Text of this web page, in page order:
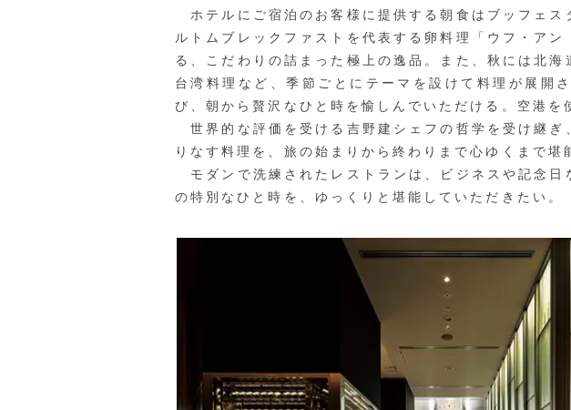
ホテルにご宿泊のお客様に提供する朝食はブッフェス
ルトムブレックファストを代表する卵料理「ウフ・ア
る、こだわりの詰まった極上の逸品。また、秋には北
台湾料理など、季節ごとにテーマを設けて料理が展開
び、朝から贅沢なひと時を愉しんでいただける。空港
世界的な評価を受ける吉野建シェフの哲学を受け継ぎ
りなす料理を、旅の始まりから終わりまで心ゆくまで堪
モダンで洗練されたレストランは、ビジネスや記念日
の特別なひと時を、ゆっくりと堪能していただきたい。